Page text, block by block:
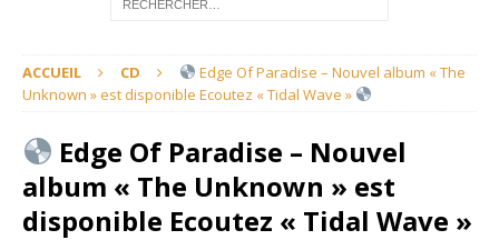
ACCUEIL CD
Edge Of Paradise – Nouvel album « The
Unknown » est disponible Ecoutez « Tidal Wave »
Edge Of Paradise – Nouvel
album « The Unknown » est
disponible Ecoutez « Tidal Wave »